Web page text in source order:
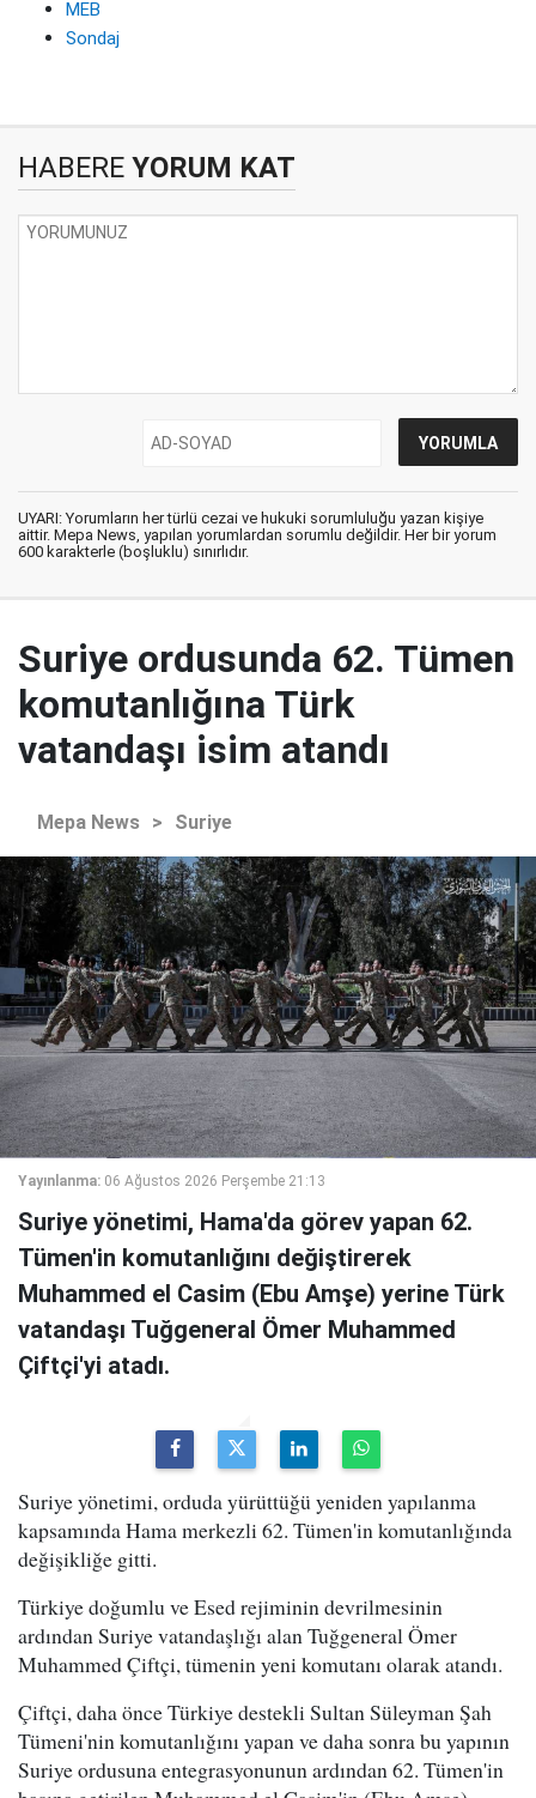
MEB
Sondaj
HABERE YORUM KAT
UYARI: Yorumların her türlü cezai ve hukuki sorumluluğu yazan kişiye
aittir. Mepa News, yapılan yorumlardan sorumlu değildir. Her bir yorum
600 karakterle (boşluklu) sınırlıdır.
Suriye ordusunda 62. Tümen
komutanlığına Türk
vatandaşı isim atandı
Mepa News > Suriye
Yayınlanma: 06 Ağustos 2026 Perşembe 21:13
Suriye yönetimi, Hama'da görev yapan 62.
Tümen'in komutanlığını değiştirerek
Muhammed el Casim (Ebu Amşe) yerine Türk
vatandaşı Tuğgeneral Ömer Muhammed
Çiftçi'yi atadı.
Suriye yönetimi, orduda yürüttüğü yeniden yapılanma
kapsamında Hama merkezli 62. Tümen'in komutanlığında
değişikliğe gitti.
Türkiye doğumlu ve Esed rejiminin devrilmesinin
ardından Suriye vatandaşlığı alan Tuğgeneral Ömer
Muhammed Çiftçi, tümenin yeni komutanı olarak atandı.
Çiftçi, daha önce Türkiye destekli Sultan Süleyman Şah
Tümeni'nin komutanlığını yapan ve daha sonra bu yapının
Suriye ordusuna entegrasyonunun ardından 62. Tümen'in